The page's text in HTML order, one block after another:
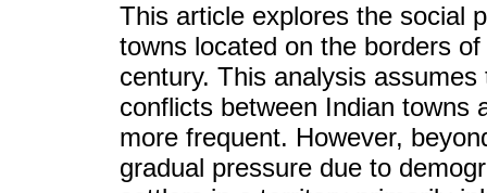
This article explores the social
towns located on the borders
century. This analysis
conflicts between Indian towns
more frequent. However,
gradual pressure due to